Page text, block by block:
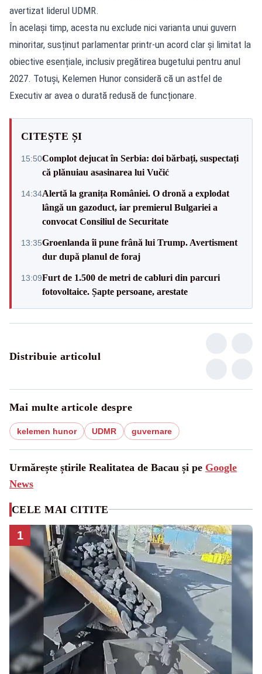
avertizat liderul UDMR.
În același timp, acesta nu exclude nici varianta unui guvern
minoritar, susținut parlamentar printr-un acord clar și limitat la
obiective esențiale, inclusiv pregătirea bugetului pentru anul
2027. Totuși, Kelemen Hunor consideră că un astfel de
Executiv ar avea o durată redusă de funcționare.
CITEȘTE ȘI
15:50Complot dejucat în Serbia: doi bărbați, suspectați
că plănuiau asasinarea lui Vučić
14:34Alertă la granița României. O dronă a explodat
lângă un gazoduct, iar premierul Bulgariei a
convocat Consiliul de Securitate
13:35Groenlanda îi pune frână lui Trump. Avertisment
dur după planul de foraj
13:09Furt de 1.500 de metri de cabluri din parcuri
fotovoltaice. Șapte persoane, arestate
Distribuie articolul
Mai multe articole despre
kelemen hunor UDMR guvernare
Urmărește știrile Realitatea de Bacau și pe Google
News
CELE MAI CITITE
1